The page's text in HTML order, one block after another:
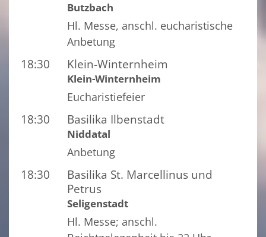
Butzbach
Hl. Messe, anschl. eucharistische
Anbetung
18:30 Klein-Winternheim
Klein-Winternheim
Eucharistiefeier
18:30 Basilika Ilbenstadt
Niddatal
Anbetung
18:30
Basilika St. Marcellinus und
Petrus
Seligenstadt
Hl. Messe; anschl.